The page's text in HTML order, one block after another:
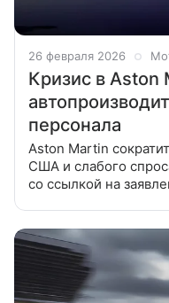
26 февраля 2026
Кризис в Aston
персонала
Aston Martin
США и слабого
со ссылкой на